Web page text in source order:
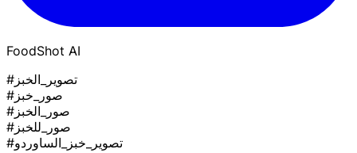
FoodShot AI
#تصوير_الخبز
#صور_خبز
#صور_الخبز
#صور_للخبز
#تصوير_خبز_الساوردو